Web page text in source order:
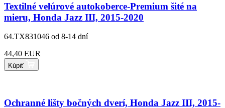
Textilné velúrové autokoberce-Premium šité na
mieru, Honda Jazz III, 2015-2020
64.TX831046 od 8-14 dní
44,40 EUR
Kúpiť
Ochranné lišty bočných dverí, Honda Jazz III, 2015-